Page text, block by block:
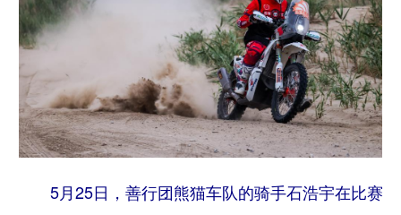
5月25日，善行团熊猫车队的骑手石浩宇在比赛